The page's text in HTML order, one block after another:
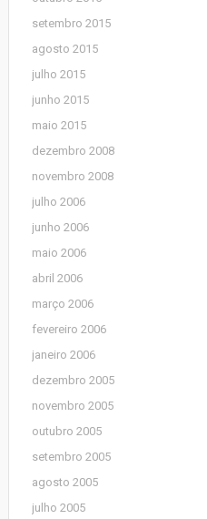
setembro 2015
agosto 2015
julho 2015
junho 2015
maio 2015
dezembro 2008
novembro 2008
julho 2006
junho 2006
maio 2006
abril 2006
março 2006
fevereiro 2006
janeiro 2006
dezembro 2005
novembro 2005
outubro 2005
setembro 2005
agosto 2005
julho 2005